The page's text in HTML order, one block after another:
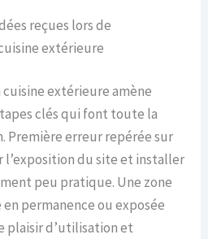
reçues lors de
extérieure
cuisine extérieure amène
clés qui font toute la
Première erreur repérée sur
l’exposition du site et installer
peu pratique. Une zone
permanence ou exposée
plaisir d’utilisation et